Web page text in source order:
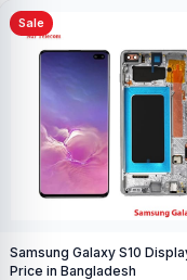
Sale
Samsung Galaxy S10
Price in Bangladesh